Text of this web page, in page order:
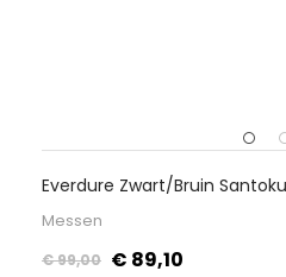
Santokumes L 26.8 Cm